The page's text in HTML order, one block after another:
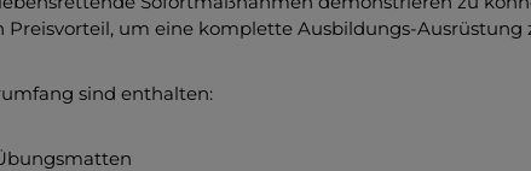
Preisvorteil, um eine komplette Ausbildungs-Ausrüstung
sind enthalten: